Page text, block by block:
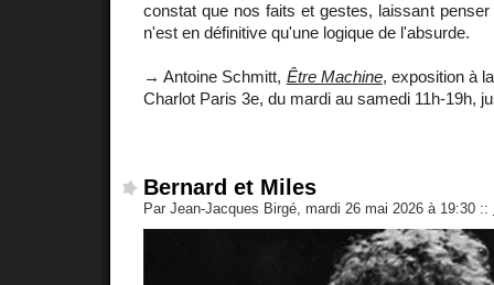
constat que nos faits et gestes, laissant
n'est en définitive qu'une logique de l'absurde.
→ Antoine Schmitt, Être Machine, exposition à
Charlot Paris 3e, du mardi au samedi 11h-19h,
Bernard et Miles
Par Jean-Jacques Birgé, mardi 26 mai 2026 à 19:30 ::